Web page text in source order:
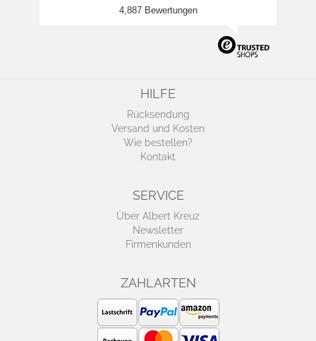
4,887 Bewertungen
HILFE
Rücksendung
Versand und Kosten
Wie bestellen?
Kontakt
SERVICE
Über Albert Kreuz
Newsletter
Firmenkunden
ZAHLARTEN